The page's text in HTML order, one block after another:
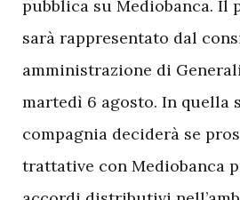
pubblica su Mediobanca. Il
sarà rappresentato dal
amministrazione di
martedì 6 agosto. In quella
compagnia deciderà se
trattative con Mediobanca